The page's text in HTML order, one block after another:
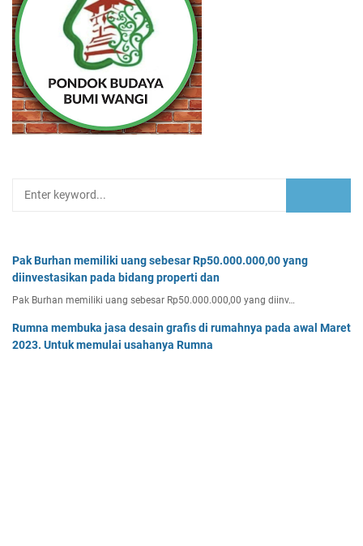
Pak Burhan memiliki uang sebesar Rp50.000.000,00 yang
diinvestasikan pada bidang properti dan
Pak Burhan memiliki uang sebesar Rp50.000.000,00 yang diinv…
Rumna membuka jasa desain grafis di rumahnya pada awal Maret
2023. Untuk memulai usahanya Rumna